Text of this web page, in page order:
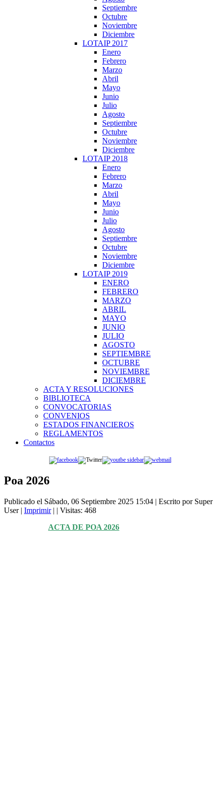
Septiembre
Octubre
Noviembre
Diciembre
LOTAIP 2017
Enero
Febrero
Marzo
Abril
Mayo
Junio
Julio
Agosto
Septiembre
Octubre
Noviembre
Diciembre
LOTAIP 2018
Enero
Febrero
Marzo
Abril
Mayo
Junio
Julio
Agosto
Septiembre
Octubre
Noviembre
Diciembre
LOTAIP 2019
ENERO
FEBRERO
MARZO
ABRIL
MAYO
JUNIO
JULIO
AGOSTO
SEPTIEMBRE
OCTUBRE
NOVIEMBRE
DICIEMBRE
ACTA Y RESOLUCIONES
BIBLIOTECA
CONVOCATORIAS
CONVENIOS
ESTADOS FINANCIEROS
REGLAMENTOS
Contactos
Poa 2026
Publicado el Sábado, 06 Septiembre 2025 15:04 | Escrito por Super
User| Imprimir| | Visitas: 468
ACTA DE POA 2026